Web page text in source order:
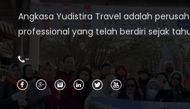
Angkasa Yudistira Travel adalah
professional yang telah berdiri sejak
-